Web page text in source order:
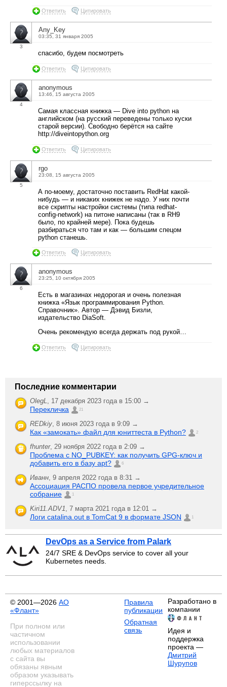
Ответить Цитировать
3
Any_Key
03:35, 31 января 2005
спасибо, будем посмотреть
Ответить Цитировать
4
anonymous
13:46, 15 августа 2005
Самая классная книжка — Dive into python на
английском (на русский переведены только куски
старой версии). Свободно берётся на сайте
http://diveintopython.org
Ответить Цитировать
5
rgo
23:08, 15 августа 2005
А по-моему, достаточно поставить RedHat какой-
нибудь — и никаких книжек не надо. У них почти
все скрипты настройки системы (типа redhat-
config-network) на питоне написаны (так в RH9
было, по крайней мере). Пока будешь
разбираться что там и как — большим спецом
python станешь.
Ответить Цитировать
6
anonymous
23:25, 10 октября 2005
Есть в магазинах недорогая и очень полезная
книжка «Язык программирования Python.
Справочник». Автор — Дэвид Бизли,
издательство DiaSoft.
Очень рекомендую всегда держать под рукой…
Ответить Цитировать
Последние комментарии
OlegL 17 декабря 2023 года в 15:00 →
Перекличка 21
REDkiy 8 июня 2023 года в 9:09 →
Как «замокать» файл для юниттеста в Python? 2
fhunter, 29 ноября 2022 года в 2:09 →
Проблема с NO_PUBKEY: как получить GPG-ключ и
добавить его в базу apt?
6
Иванн 9 апреля 2022 года в 8:31 →
Ассоциация РАСПО провела первое учредительное
собрание
1
Kiri11.ADV1 7 марта 2021 года в 12:01 →
Логи catalina.out в TomCat 9 в формате JSON 1
DevOps as a Service from Palark
24/7 SRE & DevOps service to cover all your
Kubernetes needs.
© 2001—2026 АО
«Флант»
При полном или
частичном
использовании
любых материалов
с сайта вы
обязаны явным
образом указывать
гиперссылку на
Правила
публикации
Обратная
связь
Разработано в
компании
Идея и
поддержка
проекта —
Дмитрий
Шурупов